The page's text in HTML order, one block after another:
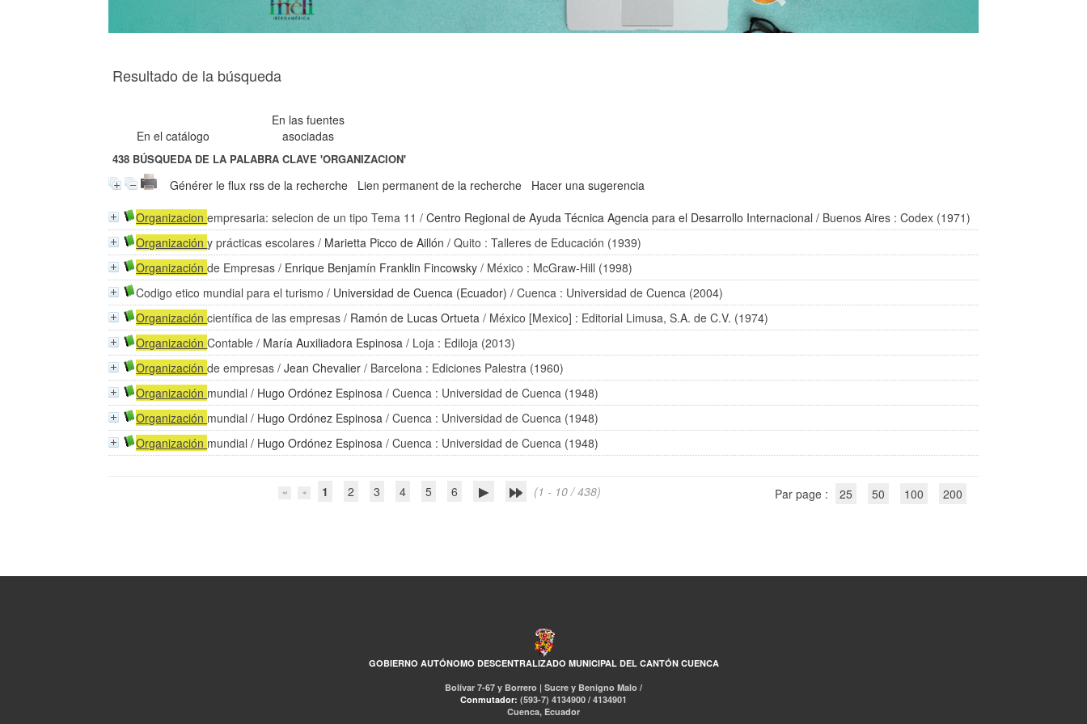
Resultado de la búsqueda
En el catálogo
En las fuentes
asociadas
438 BÚSQUEDA DE LA PALABRA CLAVE'ORGANIZACION'
Générer le flux rss de la recherche Lien permanent de la recherche
Hacer una sugerencia
Organizacionempresaria: selecion de un tipo Tema 11 /Centro Regional de Ayuda Técnica Agencia para el Desarrollo Internacional / Buenos Aires : Codex (1971)
Organizacióny prácticas escolares / Marietta Picco de Aillón / Quito : Talleres de Educación (1939)
Organizaciónde Empresas / Enrique Benjamín Franklin Fincowsky / México : McGraw-Hill (1998)
Codigo etico mundial para el turismo / Universidad de Cuenca (Ecuador) / Cuenca : Universidad de Cuenca (2004)
Organizacióncientífica de las empresas / Ramón de Lucas Ortueta / México [Mexico] : Editorial Limusa, S.A. de C.V. (1974)
OrganizaciónContable / María Auxiliadora Espinosa / Loja : Ediloja (2013)
Organizaciónde empresas /Jean Chevalier / Barcelona : Ediciones Palestra (1960)
Organización mundial / Hugo Ordónez Espinosa / Cuenca : Universidad de Cuenca (1948)
Organización mundial / Hugo Ordónez Espinosa / Cuenca : Universidad de Cuenca (1948)
Organización mundial / Hugo Ordónez Espinosa / Cuenca : Universidad de Cuenca (1948)
1 2 3 4 5 6 (1 - 10 / 438) Par page : 25 50 100 200
GOBIERNO AUTÓNOMO DESCENTRALIZADO MUNICIPAL DEL CANTÓN CUENCA
Bolívar 7-67 y Borrero | Sucre y Benigno Malo /
Conmutador: (593-7) 4134900 / 4134901
Cuenca, Ecuador